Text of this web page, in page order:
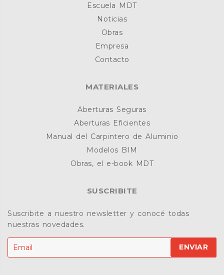
Escuela MDT
Noticias
Obras
Empresa
Contacto
MATERIALES
Aberturas Seguras
Aberturas Eficientes
Manual del Carpintero de Aluminio
Modelos BIM
Obras, el e-book MDT
SUSCRIBITE
Suscribite a nuestro newsletter y conocé todas
nuestras novedades.
ENVIAR